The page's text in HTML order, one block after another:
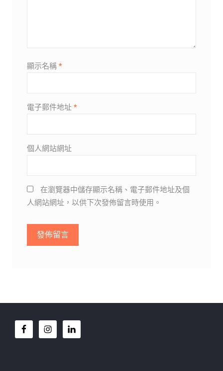
顯示名稱 *
電子郵件地址 *
個人網站網址
在瀏覽器中儲存顯示名稱、電子郵件地址及個
人網站網址，以供下次發佈留言時使用。